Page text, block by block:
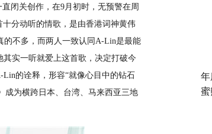
直闭关创作，在9月初时，无预警在周
分动听的情歌，是由香港词神黄伟
不多，而两人一致认同 A-Lin是最能
实一听就爱上这首歌，决定打破今
Lin的诠释，形容“就像心目中的钻石
成为横跨日本、台湾、马来西亚三地
年
蜜